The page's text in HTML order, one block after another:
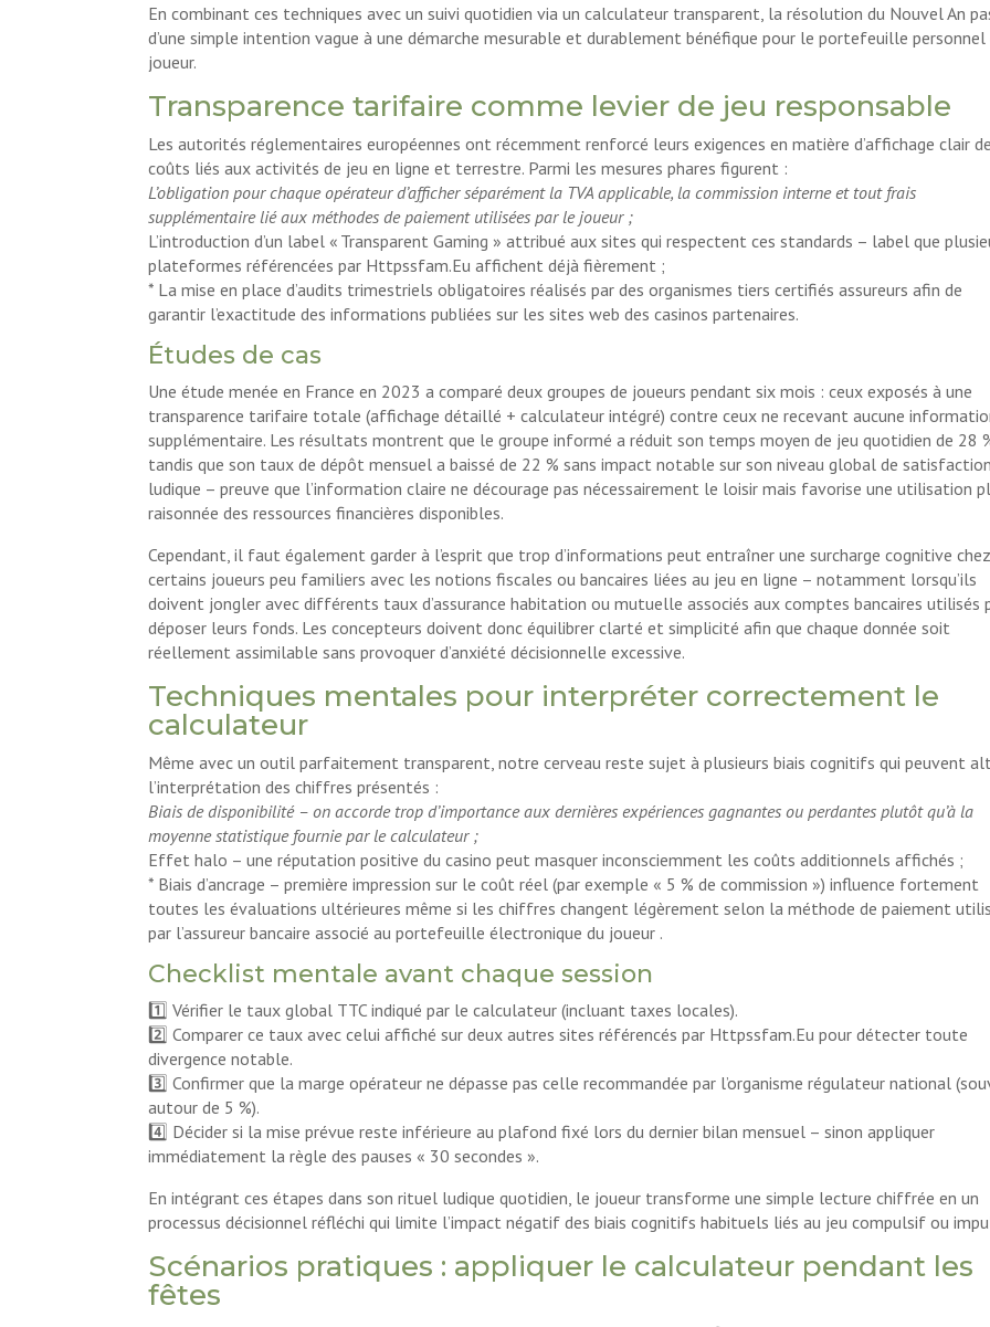
En combinant ces techniques avec un suivi quotidien via un calculateur transparent, la résolution du Nouvel An
d’une simple intention vague à une démarche mesurable et durablement bénéfique pour le portefeuille personnel
joueur.
Transparence tarifaire comme levier de jeu responsable
Les autorités réglementaires européennes ont récemment renforcé leurs exigences en matière d’affichage clair
coûts liés aux activités de jeu en ligne et terrestre. Parmi les mesures phares figurent :
L’obligation pour chaque opérateur d’afficher séparément la TVA applicable, la commission interne et tout frais
supplémentaire lié aux méthodes de paiement utilisées par le joueur ;
L’introduction d’un label « Transparent Gaming » attribué aux sites qui respectent ces standards – label que
plateformes référencées par Httpssfam.Eu affichent déjà fièrement ;
* La mise en place d’audits trimestriels obligatoires réalisés par des organismes tiers certifiés assureurs afin de
garantir l’exactitude des informations publiées sur les sites web des casinos partenaires.
Études de cas
Une étude menée en France en 2023 a comparé deux groupes de joueurs pendant six mois : ceux exposés à une
transparence tarifaire totale (affichage détaillé + calculateur intégré) contre ceux ne recevant aucune
supplémentaire. Les résultats montrent que le groupe informé a réduit son temps moyen de jeu quotidien de 28
tandis que son taux de dépôt mensuel a baissé de 22 % sans impact notable sur son niveau global de satisfaction
ludique – preuve que l’information claire ne décourage pas nécessairement le loisir mais favorise une utilisation
raisonnée des ressources financières disponibles.
Cependant, il faut également garder à l’esprit que trop d’informations peut entraîner une surcharge cognitive chez
certains joueurs peu familiers avec les notions fiscales ou bancaires liées au jeu en ligne – notamment lorsqu’ils
doivent jongler avec différents taux d’assurance habitation ou mutuelle associés aux comptes bancaires utilisés
déposer leurs fonds. Les concepteurs doivent donc équilibrer clarté et simplicité afin que chaque donnée soit
réellement assimilable sans provoquer d’anxiété décisionnelle excessive.
Techniques mentales pour interpréter correctement le
calculateur
Même avec un outil parfaitement transparent, notre cerveau reste sujet à plusieurs biais cognitifs qui peuvent
l’interprétation des chiffres présentés :
Biais de disponibilité – on accorde trop d’importance aux dernières expériences gagnantes ou perdantes plutôt qu’à la
moyenne statistique fournie par le calculateur ;
Effet halo – une réputation positive du casino peut masquer inconsciemment les coûts additionnels affichés ;
* Biais d’ancrage – première impression sur le coût réel (par exemple « 5 % de commission ») influence fortement
toutes les évaluations ultérieures même si les chiffres changent légèrement selon la méthode de paiement
par l’assureur bancaire associé au portefeuille électronique du joueur .
Checklist mentale avant chaque session
1️⃣ Vérifier le taux global TTC indiqué par le calculateur (incluant taxes locales).
2️⃣ Comparer ce taux avec celui affiché sur deux autres sites référencés par Httpssfam.Eu pour détecter toute
divergence notable.
3️⃣ Confirmer que la marge opérateur ne dépasse pas celle recommandée par l’organisme régulateur national
autour de 5 %).
4️⃣ Décider si la mise prévue reste inférieure au plafond fixé lors du dernier bilan mensuel – sinon appliquer
immédiatement la règle des pauses « 30 secondes ».
En intégrant ces étapes dans son rituel ludique quotidien, le joueur transforme une simple lecture chiffrée en un
processus décisionnel réfléchi qui limite l’impact négatif des biais cognitifs habituels liés au jeu compulsif ou
Scénarios pratiques : appliquer le calculateur pendant les
fêtes